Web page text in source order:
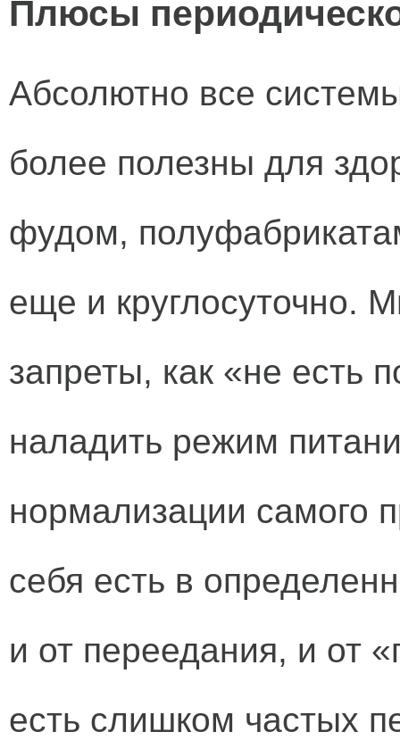
Плюсы
Абсолютно все
более полезны для
фудом,
еще и круглосуточно.
запреты, как «не есть
наладить режим
нормализации самого
себя есть в
и от переедания, и от
есть слишком частых